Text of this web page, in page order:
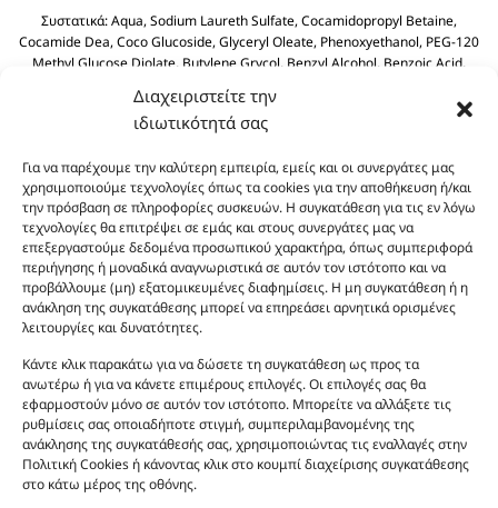
Διαχειριστείτε την
ιδιωτικότητά σας
Για να παρέχουμε την καλύτερη εμπειρία, εμείς και οι συνεργάτες μας
χρησιμοποιούμε τεχνολογίες όπως τα cookies για την αποθήκευση ή/και
την πρόσβαση σε πληροφορίες συσκευών. Η συγκατάθεση για τις εν λόγω
τεχνολογίες θα επιτρέψει σε εμάς και στους συνεργάτες μας να
επεξεργαστούμε δεδομένα προσωπικού χαρακτήρα, όπως συμπεριφορά
περιήγησης ή μοναδικά αναγνωριστικά σε αυτόν τον ιστότοπο και να
προβάλλουμε (μη) εξατομικευμένες διαφημίσεις. Η μη συγκατάθεση ή η
ανάκληση της συγκατάθεσης μπορεί να επηρεάσει αρνητικά ορισμένες
λειτουργίες και δυνατότητες.
Κάντε κλικ παρακάτω για να δώσετε τη συγκατάθεση ως προς τα
ανωτέρω ή για να κάνετε επιμέρους επιλογές. Οι επιλογές σας θα
εφαρμοστούν μόνο σε αυτόν τον ιστότοπο. Μπορείτε να αλλάξετε τις
ρυθμίσεις σας οποιαδήποτε στιγμή, συμπεριλαμβανομένης της
ανάκλησης της συγκατάθεσής σας, χρησιμοποιώντας τις εναλλαγές στην
Πολιτική Cookies ή κάνοντας κλικ στο κουμπί διαχείρισης συγκατάθεσης
στο κάτω μέρος της οθόνης.
Συστατικά:Aqua, Sodium Laureth Sulfate, Cocamidopropyl Betaine,
Cocamide Dea, Coco Glucoside, Glyceryl Oleate, Phenoxyethanol, PEG-120
Methyl Glucose Diolate, Butylene Grycol, Benzyl Alcohol, Benzoic Acid,
Europaea (Olive) Fruit Olive Oil, Sodium Benzoate, Sodium Sulfate, Citric
Acid.
Οι φωτογραφίες των προϊόντων είναι ενδεικτικές
και δεν είναι προς πώληση το εικονιζόμενο προϊόν.
Σκοπός τους είναι η διευκόλυνση της επιλογής σας.
Σε καμία περίπτωση δεν αντιστοιχούν στα
αυθεντικά αρώματα και δεν ανταποκρίνονται στην
πραγματικότητα. Πρόθεση της επιχείρησης μας δεν
είναι η παραπλάνηση και η εξαπάτηση του
καταναλωτή. Όλα μας τα προϊόντα είναι τύπου, σε